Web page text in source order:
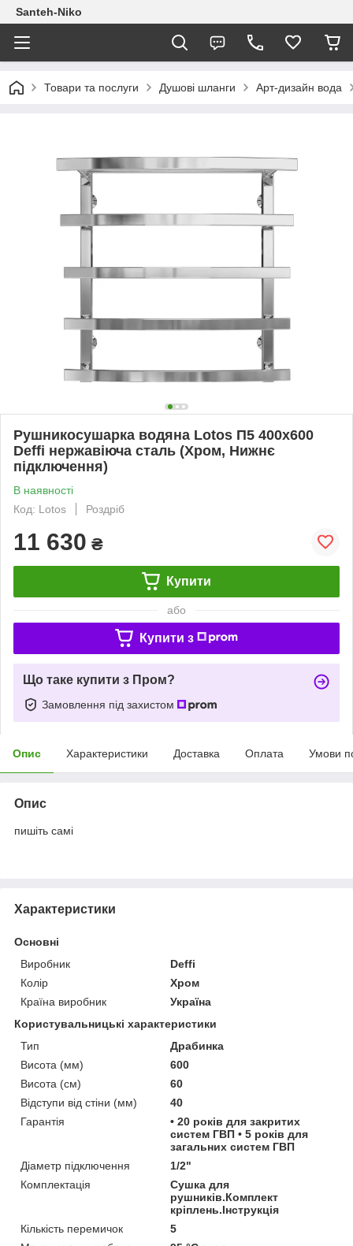
Santeh-Niko
Товари та послуги Душові шланги Арт-дизайн вода
Рушникосушарка водяна Lotos П5 400х600
Deffi нержавіюча сталь (Хром, Нижнє
підключення)
В наявності
Код: Lotos
Роздріб
11 630 ₴
Купити
або
Купити з
Що таке купити з Пром?
Замовлення під захистом
Опис Характеристики Доставка Оплата Умови
Опис
пишіть самі
Характеристики
Основні
Виробник
Deffi
Колір
Хром
Країна виробник
Україна
Користувальницькі характеристики
Тип
Драбинка
Висота (мм)
600
Висота (см)
60
Відступи від стіни (мм)
40
Гарантія
• 20 років для закритих
систем ГВП • 5 років для
загальних систем ГВП
Діаметр підключення
1/2"
Комплектація
Сушка для
рушників.Комплект
кріплень.Інструкція
Кількість перемичок
5